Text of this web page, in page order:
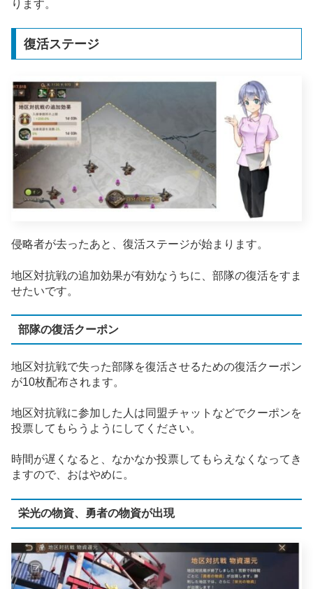
ります。
復活ステージ
侵略者が去ったあと、復活ステージが始まります。
地区対抗戦の追加効果が有効なうちに、部隊の復活をすま
せたいです。
部隊の復活クーポン
地区対抗戦で失った部隊を復活させるための復活クーポン
が10枚配布されます。
地区対抗戦に参加した人は同盟チャットなどでクーポンを
投票してもらうようにしてください。
時間が遅くなると、なかなか投票してもらえなくなってき
ますので、おはやめに。
栄光の物資、勇者の物資が出現